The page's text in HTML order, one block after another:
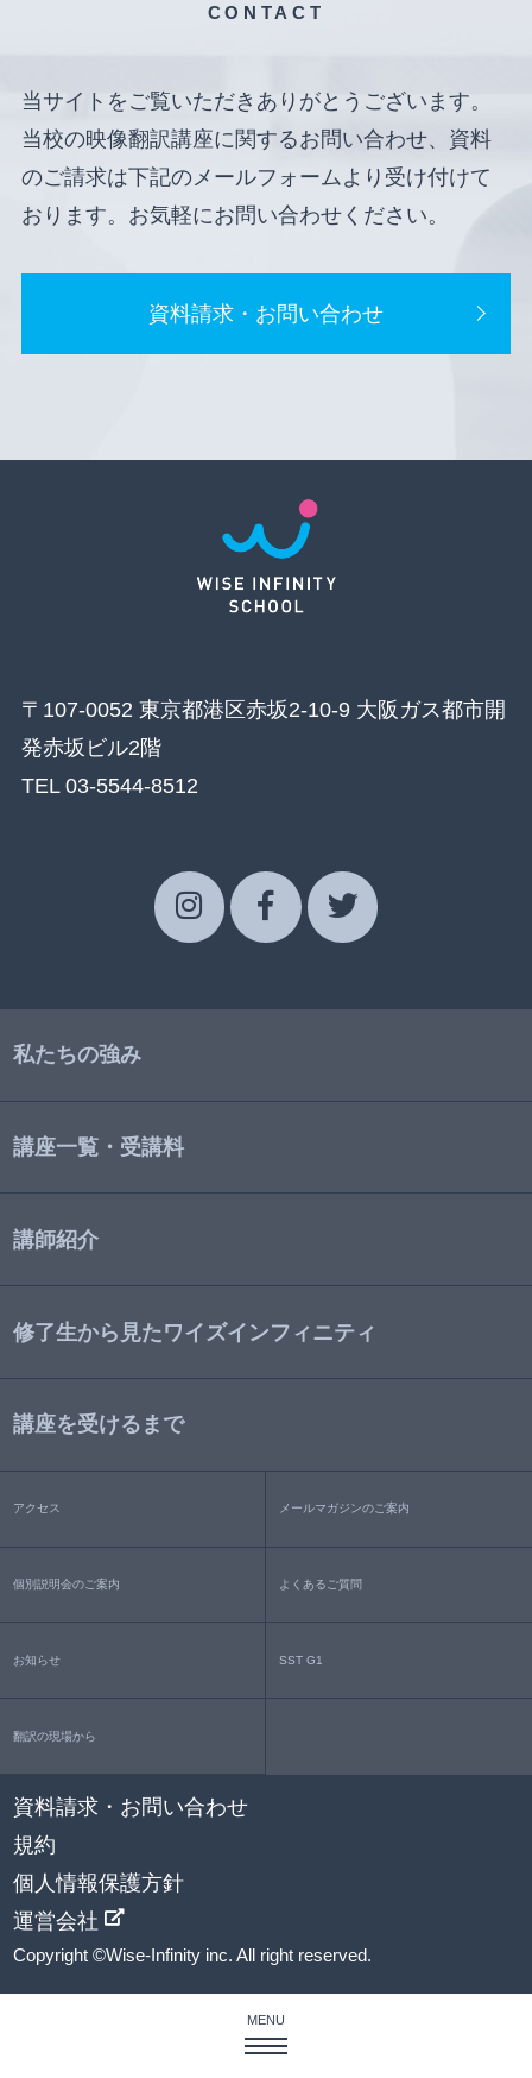
MENU
CONTACT
当サイトをご覧いただきありがとうございます。
当校の映像翻訳講座に関するお問い合わせ、資料
のご請求は下記のメールフォームより受け付けて
おります。お気軽にお問い合わせください。
資料請求・お問い合わせ
〒107-0052 東京都港区赤坂2-10-9 大阪ガス都市開
発赤坂ビル2階
TEL 03-5544-8512
私たちの強み
講座一覧・受講料
講師紹介
修了生から見たワイズインフィニティ
講座を受けるまで
アクセス メールマガジンのご案内
個別説明会のご案内 よくあるご質問
お知らせ SST G1
翻訳の現場から
資料請求・お問い合わせ
規約
個人情報保護方針
運営会社
Copyright ©Wise-Infinity inc. All right reserved.